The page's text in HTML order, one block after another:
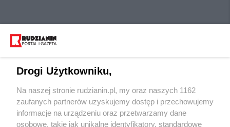
Wydawca mediów lokalnych
Drogi Użytkowniku,
Na naszej stronie rudzianin.pl, my oraz naszych 1162
zaufanych partnerów uzyskujemy dostęp i przechowujemy
informacje na urządzeniu oraz przetwarzamy dane
osobowe, takie jak unikalne identyfikatory, standardowe